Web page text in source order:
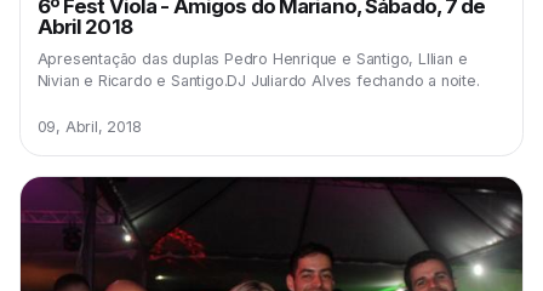
6º Fest Viola - Amigos do Mariano, Sábado, 7 de
Abril 2018
Apresentação das duplas Pedro Henrique e Santigo, LIlian e
Nivian e Ricardo e Santigo.DJ Juliardo Alves fechando a noite.
09, Abril, 2018